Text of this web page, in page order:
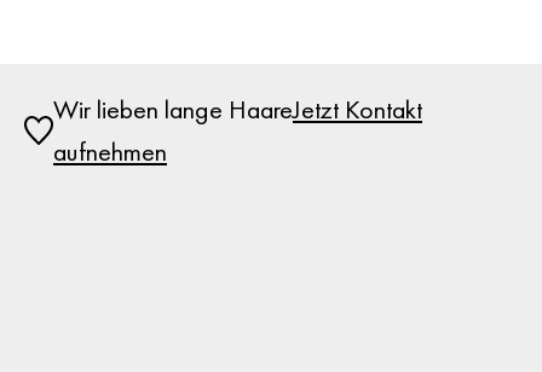
Wir lieben lange HaareJetzt Kontakt
aufnehmen